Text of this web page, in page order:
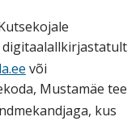
või
Mustamäe tee
kus